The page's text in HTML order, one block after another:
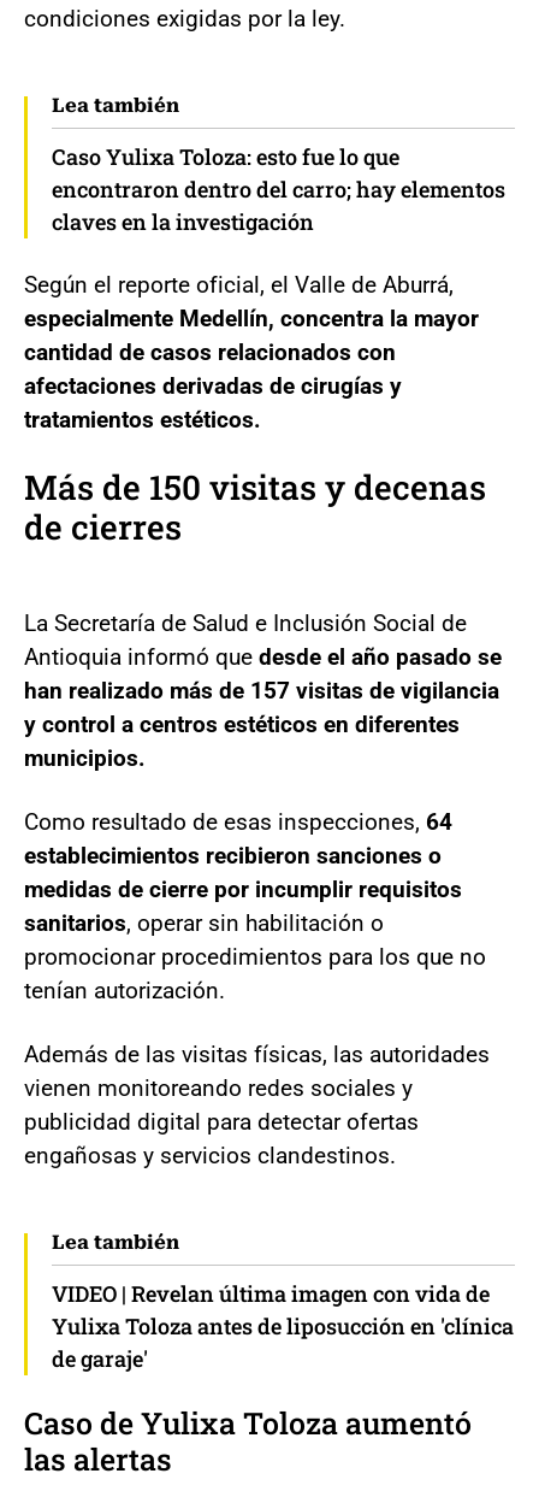
condiciones exigidas por la ley.
Lea también
Caso Yulixa Toloza: esto fue lo que
encontraron dentro del carro; hay elementos
claves en la investigación
Según el reporte oficial, el Valle de Aburrá,
especialmente Medellín, concentra la mayor
cantidad de casos relacionados con
afectaciones derivadas de cirugías y
tratamientos estéticos.
Más de 150 visitas y decenas
de cierres
La Secretaría de Salud e Inclusión Social de
Antioquia informó que desde el año pasado se
han realizado más de 157 visitas de vigilancia
y control a centros estéticos en diferentes
municipios.
Como resultado de esas inspecciones, 64
establecimientos recibieron sanciones o
medidas de cierre por incumplir requisitos
sanitarios, operar sin habilitación o
promocionar procedimientos para los que no
tenían autorización.
Además de las visitas físicas, las autoridades
vienen monitoreando redes sociales y
publicidad digital para detectar ofertas
engañosas y servicios clandestinos.
Lea también
VIDEO | Revelan última imagen con vida de
Yulixa Toloza antes de liposucción en 'clínica
de garaje'
Caso de Yulixa Toloza aumentó
las alertas